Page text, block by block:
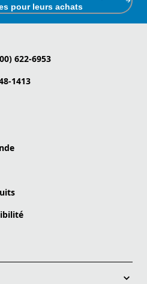
pour leurs achats
622-6953
1413